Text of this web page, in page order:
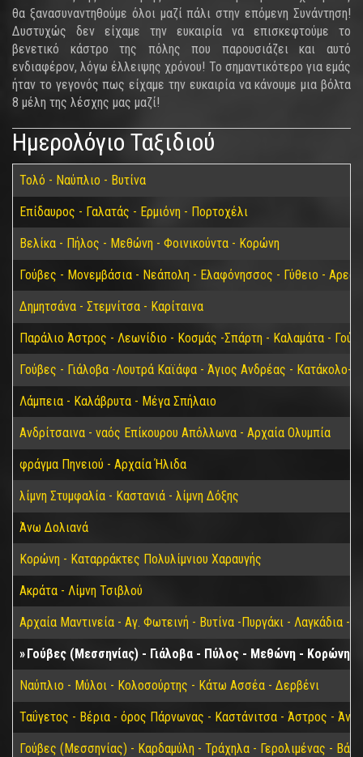
θα ξανασυναντηθούμε όλοι μαζί πάλι στην επόμενη Συνάντηση!
Δυστυχώς δεν είχαμε την ευκαιρία να επισκεφτούμε το
βενετικό κάστρο της πόλης που παρουσιάζει και αυτό
ενδιαφέρον, λόγω έλλειψης χρόνου! Το σημαντικότερο για εμάς
ήταν το γεγονός πως είχαμε την ευκαιρία να κάνουμε μια βόλτα
8 μέλη της λέσχης μας μαζί!
Ημερολόγιο Ταξιδιού
Τολό - Ναύπλιο - Βυτίνα
Επίδαυρος - Γαλατάς - Ερμιόνη - Πορτοχέλι
Βελίκα - Πήλος - Μεθώνη - Φοινικούντα - Κορώνη
Γούβες - Μονεμβάσια - Νεάπολη - Ελαφόνησσος - Γύθειο -
Δημητσάνα - Στεμνίτσα - Καρίταινα
Παράλιο Άστρος - Λεωνίδιο - Κοσμάς -Σπάρτη - Καλαμάτα -
Γούβες - Γιάλοβα -Λουτρά Καϊάφα - Άγιος Ανδρέας - Κατάκολο-
Λάμπεια - Καλάβρυτα - Μέγα Σπήλαιο
Ανδρίτσαινα - ναός Επίκουρου Απόλλωνα - Αρχαία Ολυμπία
φράγμα Πηνειού - Αρχαία Ήλιδα
λίμνη Στυμφαλία - Καστανιά - λίμνη Δόξης
Άνω Δολιανά
Κορώνη - Καταρράκτες Πολυλίμνιου Χαραυγής
Ακράτα - Λίμνη Τσιβλού
Αρχαία Μαντινεία - Αγ. Φωτεινή - Βυτίνα -Πυργάκι - Λαγκάδια -
Γούβες (Μεσσηνίας) - Γιάλοβα - Πύλος - Μεθώνη - Κορώνη
Ναύπλιο - Μύλοι - Κολοσούρτης - Κάτω Ασσέα - Δερβένι
Ταΰγετος - Βέρια - όρος Πάρνωνας - Καστάνιτσα - Άστρος - Άνω
Γούβες (Μεσσηνίας) - Καρδαμύλη - Τράχηλα - Γερολιμένας -